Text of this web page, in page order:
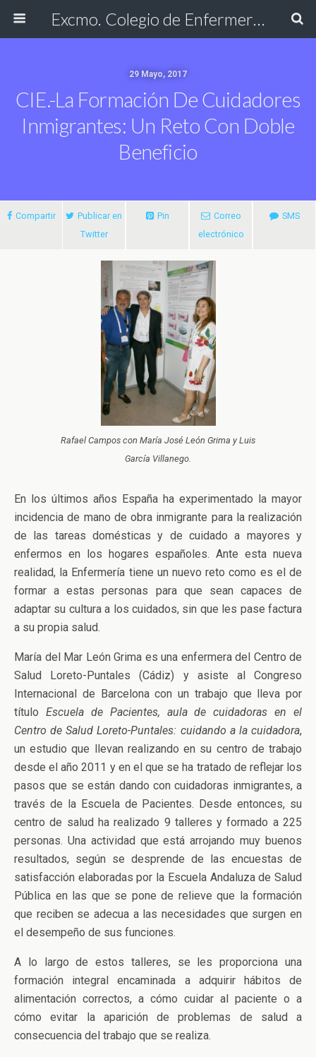
Excmo. Colegio de Enfermería de Cádiz
29 Mayo, 2017
CIE.-La Formación De Cuidadores
Inmigrantes: Un Reto Con Doble
Beneficio
Compartir
Publicar en
Twitter
Pin
Correo
electrónico
SMS
Rafael Campos con María José León Grima y Luis
García Villanego.
En los últimos años España ha experimentado la mayor
incidencia de mano de obra inmigrante para la realización
de las tareas domésticas y de cuidado a mayores y
enfermos en los hogares españoles. Ante esta nueva
realidad, la Enfermería tiene un nuevo reto como es el de
formar a estas personas para que sean capaces de
adaptar su cultura a los cuidados, sin que les pase factura
a su propia salud.
María del Mar León Grima es una enfermera del Centro de
Salud Loreto-Puntales (Cádiz) y asiste al Congreso
Internacional de Barcelona con un trabajo que lleva por
título Escuela de Pacientes, aula de cuidadoras en el
Centro de Salud Loreto-Puntales: cuidando a la cuidadora,
un estudio que llevan realizando en su centro de trabajo
desde el año 2011 y en el que se ha tratado de reflejar los
pasos que se están dando con cuidadoras inmigrantes, a
través de la Escuela de Pacientes. Desde entonces, su
centro de salud ha realizado 9 talleres y formado a 225
personas. Una actividad que está arrojando muy buenos
resultados, según se desprende de las encuestas de
satisfacción elaboradas por la Escuela Andaluza de Salud
Pública en las que se pone de relieve que la formación
que reciben se adecua a las necesidades que surgen en
el desempeño de sus funciones.
A lo largo de estos talleres, se les proporciona una
formación integral encaminada a adquirir hábitos de
alimentación correctos, a cómo cuidar al paciente o a
cómo evitar la aparición de problemas de salud a
consecuencia del trabajo que se realiza.